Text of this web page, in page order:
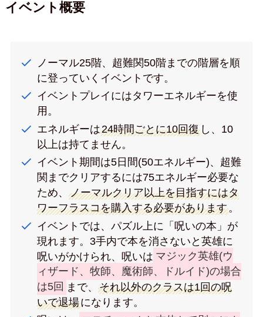
イベント概要
ノーマル25階、超難関50階までの階層を順
に登っていくイベントです。
イベントプレイにはタワーエネルギーを使
用。
エネルギーは24時間ごとに10回復し、10
以上は持てません。
イベント期間は5日間(50エネルギー)、超難
関までクリアするには75エネルギー必要な
ため、 ノーマルクリア以上を目指すにはタ
ワーフラスコを購入する必要があります。
イベントでは、パズル上に「呪いの本」が
現れます。3手内で本を消さないと英雄に
呪いがかけられ、呪いは マジック英雄(ウ
ィザード、牧師、魔術師、ドルイド)の場合
は5回 まで、それ以外のクラスは1回の呪
いで退場になります。